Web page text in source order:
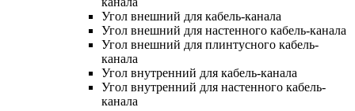
Угол внешний для кабель-канала
Угол внешний для настенного кабель-канала
Угол внешний для плинтусного кабель-
канала
Угол внутренний для кабель-канала
Угол внутренний для настенного кабель-
канала